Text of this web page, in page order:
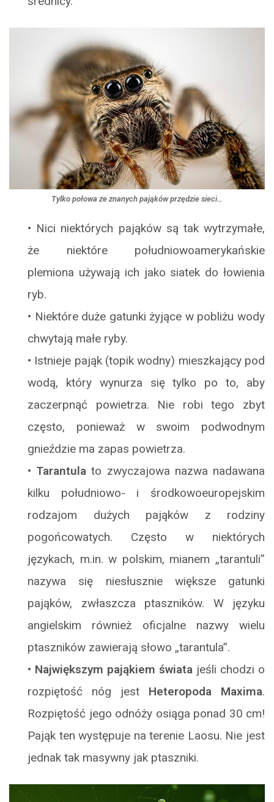
Tylko połowa ze znanych pająków przędzie sieci…
• Nici niektórych pająków są tak wytrzymałe,
że niektóre południowoamerykańskie
plemiona używają ich jako siatek do łowienia
ryb.
• Niektóre duże gatunki żyjące w pobliżu wody
chwytają małe ryby.
• Istnieje pająk (topik wodny) mieszkający pod
wodą, który wynurza się tylko po to, aby
zaczerpnąć powietrza. Nie robi tego zbyt
często, ponieważ w swoim podwodnym
gnieździe ma zapas powietrza.
• Tarantula to zwyczajowa nazwa nadawana
kilku południowo- i środkowoeuropejskim
rodzajom dużych pająków z rodziny
pogońcowatych. Często w niektórych
językach, m.in. w polskim, mianem „tarantuli”
nazywa się niesłusznie większe gatunki
pająków, zwłaszcza ptaszników. W języku
angielskim również oficjalne nazwy wielu
ptaszników zawierają słowo „tarantula”.
• Największym pająkiem świata jeśli chodzi o
rozpiętość nóg jest Heteropoda Maxima.
Rozpiętość jego odnóży osiąga ponad 30 cm!
Pająk ten występuje na terenie Laosu. Nie jest
jednak tak masywny jak ptaszniki.